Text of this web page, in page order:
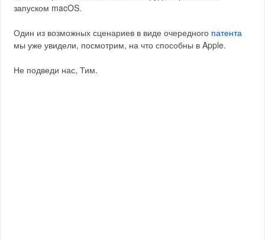
запуском macOS.
Один из возможных сценариев в виде очередного патента
мы уже увидели, посмотрим, на что способны в Apple.
Не подведи нас, Тим.